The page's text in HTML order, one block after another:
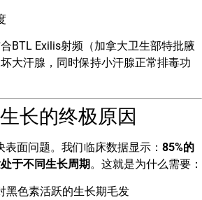
合BTL Exilis射频（加拿大卫生部特批腋
大汗腺，同时保持小汗腺正常排毒功
长的终极原因
面问题。我们临床数据显示： 85%的
于不同生长周期。这就是为什么需要：
黑色素活跃的生长期毛发